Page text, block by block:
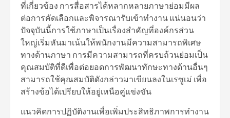
ที่เกี่ยวข้อง การสื่อสารได้หลากหลายภาษาย่อมมีผล
ต่อการคัดเลือกและพิจารณารับเข้าทำงาน แน่นอนว่า
ปัจจุบันนี้การใช้ภาษาเป็นเรื่องสำคัญที่องค์กรส่วน
ใหญ่เริ่มหันมาเน้นให้พนักงานมีความสามารถพิเศษ
ทางด้านภาษา การมีความสามารถที่ครบถ้วนย่อมเป็น
คุณสมบัติที่ดีเพื่อต่อยอดการพัฒนาทักษะทางด้านอื่นๆ
สามารถใช้คุณสมบัติดังกล่าวมาเขียนลงในเรซูเม่ เพื่อ
สร้างข้อได้เปรียบให้อยู่เหนือคู่แข่งขัน
แนวคิดการปฏิบัติงานเพื่อเพิ่มประสิทธิภาพการทำงาน